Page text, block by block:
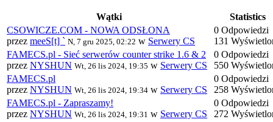
Wątki
Statistics
CSOWICZE.COM - NOWA ODSŁONA
przez meeS[t] ` N, 7 gru 2025, 02:22 w Serwery CS
0 Odpowiedzi
131
FAMECS.pl - Sieć serwerów counter strike 1.6 & 2
przez NYSHUN Wt, 26 lis 2024, 19:35 w Serwery CS
0 Odpowiedzi
550
FAMECS.pl
przez NYSHUN Wt, 26 lis 2024, 19:34 w Serwery CS
0 Odpowiedzi
258
FAMECS.pl - Zapraszamy!
przez NYSHUN Wt, 26 lis 2024, 19:31 w Serwery CS
0 Odpowiedzi
272